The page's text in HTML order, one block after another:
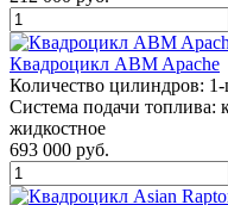
Квадроцикл ABM Apache
Количество цилиндров:
Система подачи топлива:
жидкостное
693 000 руб.